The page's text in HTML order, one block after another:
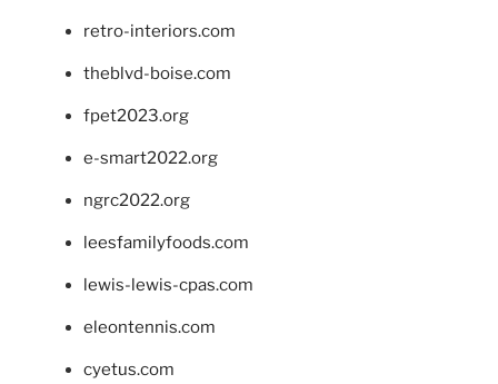
retro-interiors.com
theblvd-boise.com
fpet2023.org
e-smart2022.org
ngrc2022.org
leesfamilyfoods.com
lewis-lewis-cpas.com
eleontennis.com
cyetus.com